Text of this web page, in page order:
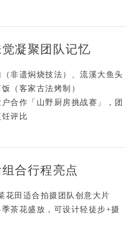
凝聚团队记忆
（非遗焖烧技法）、流溪大鱼头
（客家古法烤制）
户合作 「山野厨房挑战赛」
，团
评比
合行程亮点
花田适合拍摄团队创意大片
季茶花盛放，可设计轻徒步+摄